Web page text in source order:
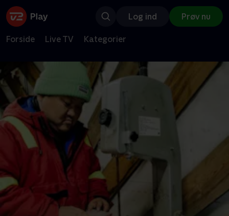
Log ind Prøv nu
Forside Live TV Kategorier